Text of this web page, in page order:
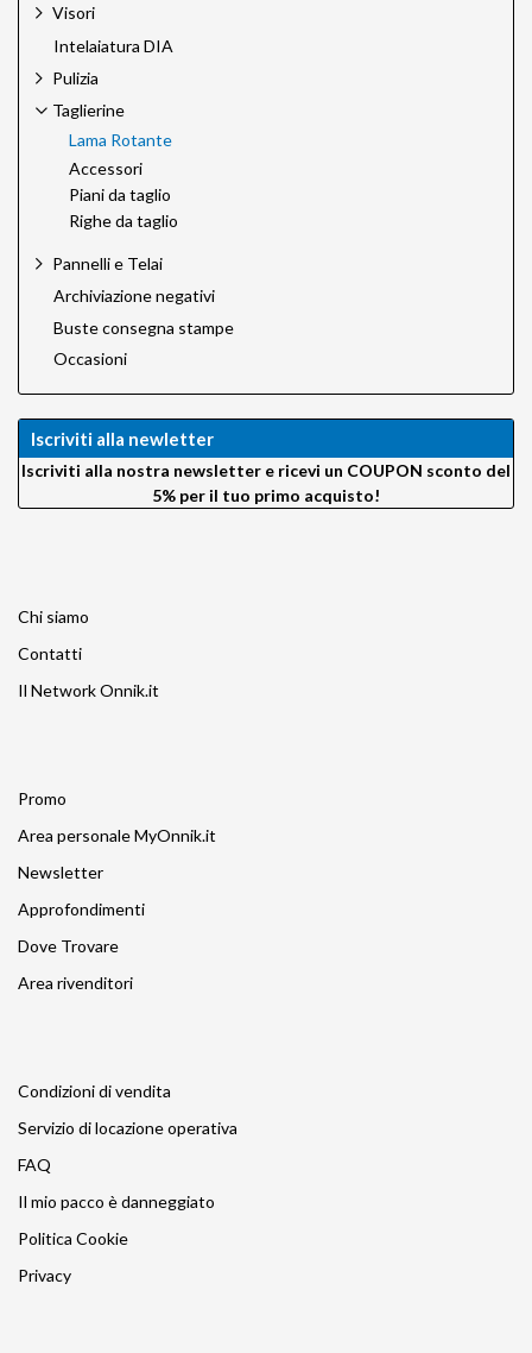
Visori
Intelaiatura DIA
Pulizia
Taglierine
Lama Rotante
Accessori
Piani da taglio
Righe da taglio
Pannelli e Telai
Archiviazione negativi
Buste consegna stampe
Occasioni
Iscriviti alla newletter
Iscriviti alla nostra newsletter e ricevi un COUPON sconto del
5% per il tuo primo acquisto!
Chi siamo
Contatti
Il Network Onnik.it
Promo
Area personale MyOnnik.it
Newsletter
Approfondimenti
Dove Trovare
Area rivenditori
Condizioni di vendita
Servizio di locazione operativa
FAQ
Il mio pacco è danneggiato
Politica Cookie
Privacy